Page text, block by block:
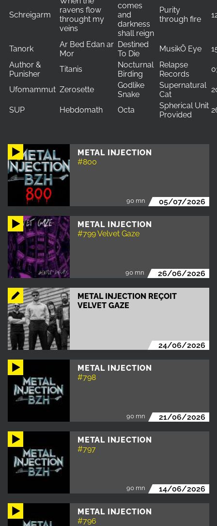
METAL INJECTION
#800
90 mn 05/07/2026
METAL INJECTION
#799 Velvet Gaze
90 mn 26/06/2026
METAL INJECTION REÇOIT
VELVET GAZE
24/06/2026
METAL INJECTION
#798
90 mn 21/06/2026
METAL INJECTION
#797
90 mn 14/06/2026
METAL INJECTION
#796
Schreigarm
ravens flow
throught my
veins
comes
and
darkness
shall reign
Purity
through fire
Tanork
Ar Bed Edan ar
Mor
Destined
To Die
MusikÖ Eye
Author &
Punisher
Titanis
Nocturnal
Birding
Relapse
Records
Ufomammut Zerosette
Godlike
Snake
Supernatural
Cat
SUP Hebdomath Octa
Spherical Unit
Provided